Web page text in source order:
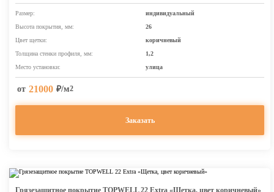
Размер:
индивидуальный
Высота покрытия, мм:
26
Цвет щетки:
коричневый
Толщина стенки профиля, мм:
1,2
Место установки:
улица
от 21000 ₽/м2
Заказать
Грязезащитное покрытие TOPWELL 22 Extra «Щетка, цвет коричневый»